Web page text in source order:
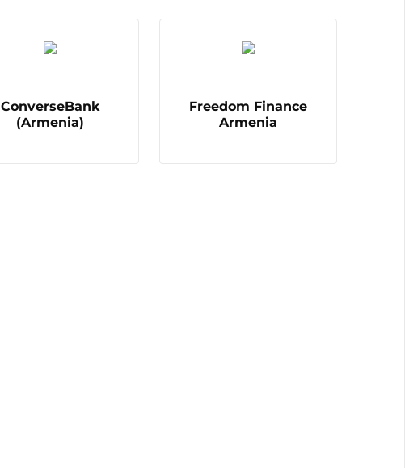
ConverseBank
(Armenia)
Freedom Finance
Armenia